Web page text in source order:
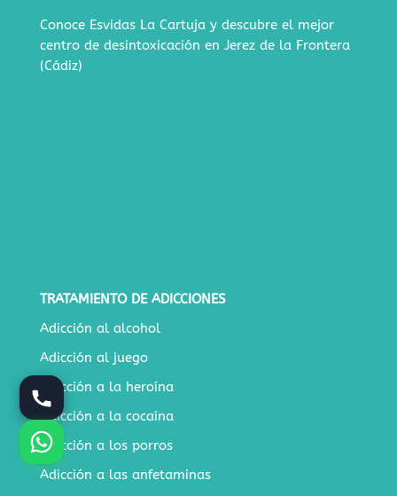
Conoce Esvidas La Cartuja y descubre el mejor
centro de desintoxicación en Jerez de la Frontera
(Cádiz)
TRATAMIENTO DE ADICCIONES
Adicción al alcohol
Adicción al juego
Adicción a la heroína
Adicción a la cocaína
Adicción a los porros
Adicción a las anfetaminas